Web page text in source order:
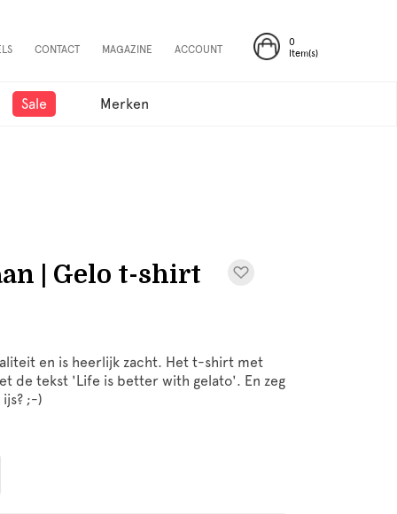
0
Item(s)
CONTACT MAGAZINE ACCOUNT
Sale Merken
| Gelo t-shirt
en is heerlijk zacht. Het t-shirt met
de tekst 'Life is better with gelato'. En zeg
;-)